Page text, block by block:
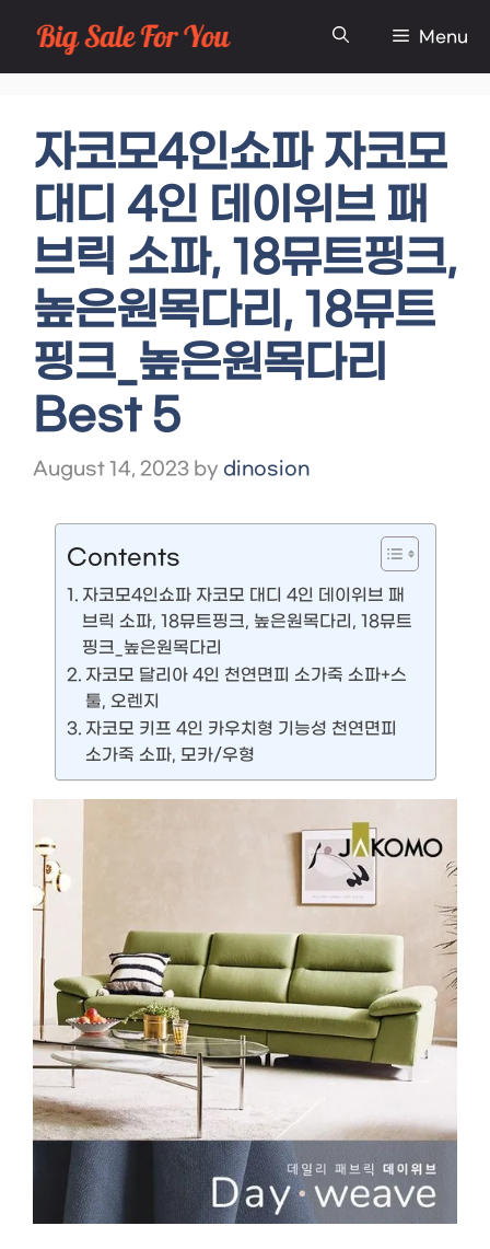
Skip
to
Menu
자코모4인쇼파 자코모
대디 4인 데이위브 패
브릭 소파, 18뮤트핑크,
높은원목다리, 18뮤트
핑크_높은원목다리
Best 5
August 14, 2023 by dinosion
Contents
자코모4인쇼파 자코모 대디 4인 데이위브 패
브릭 소파, 18뮤트핑크, 높은원목다리, 18뮤트
핑크_높은원목다리
자코모 달리아 4인 천연면피 소가죽 소파+스
툴, 오렌지
자코모 키프 4인 카우치형 기능성 천연면피
소가죽 소파, 모카/우형